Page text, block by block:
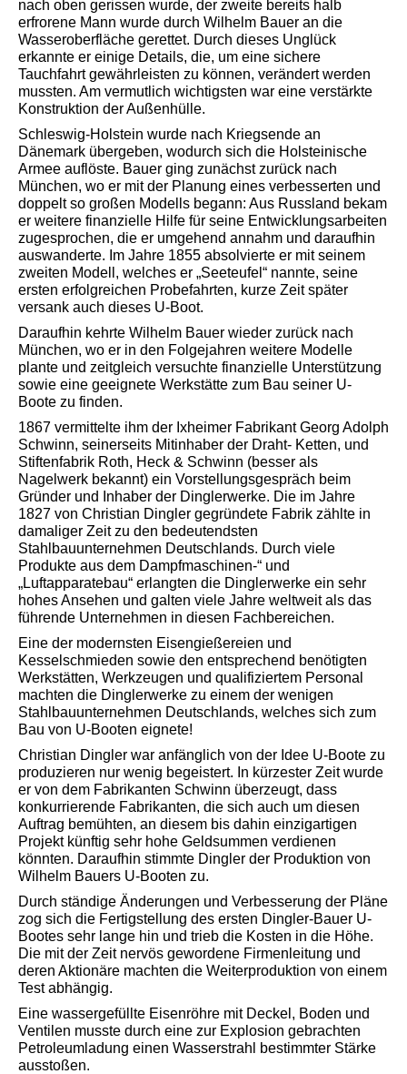
nach oben gerissen wurde, der zweite bereits halb
erfrorene Mann wurde durch Wilhelm Bauer an die
Wasseroberfläche gerettet. Durch dieses Unglück
erkannte er einige Details, die, um eine sichere
Tauchfahrt gewährleisten zu können, verändert werden
mussten. Am vermutlich wichtigsten war eine verstärkte
Konstruktion der Außenhülle.
Schleswig-Holstein wurde nach Kriegsende an
Dänemark übergeben, wodurch sich die Holsteinische
Armee auflöste. Bauer ging zunächst zurück nach
München, wo er mit der Planung eines verbesserten und
doppelt so großen Modells begann: Aus Russland bekam
er weitere finanzielle Hilfe für seine Entwicklungsarbeiten
zugesprochen, die er umgehend annahm und daraufhin
auswanderte. Im Jahre 1855 absolvierte er mit seinem
zweiten Modell, welches er „Seeteufel“ nannte, seine
ersten erfolgreichen Probefahrten, kurze Zeit später
versank auch dieses U-Boot.
Daraufhin kehrte Wilhelm Bauer wieder zurück nach
München, wo er in den Folgejahren weitere Modelle
plante und zeitgleich versuchte finanzielle Unterstützung
sowie eine geeignete Werkstätte zum Bau seiner U-
Boote zu finden.
1867 vermittelte ihm der Ixheimer Fabrikant Georg Adolph
Schwinn, seinerseits Mitinhaber der Draht- Ketten, und
Stiftenfabrik Roth, Heck & Schwinn (besser als
Nagelwerk bekannt) ein Vorstellungsgespräch beim
Gründer und Inhaber der Dinglerwerke. Die im Jahre
1827 von Christian Dingler gegründete Fabrik zählte in
damaliger Zeit zu den bedeutendsten
Stahlbauunternehmen Deutschlands. Durch viele
Produkte aus dem Dampfmaschinen-“ und
„Luftapparatebau“ erlangten die Dinglerwerke ein sehr
hohes Ansehen und galten viele Jahre weltweit als das
führende Unternehmen in diesen Fachbereichen.
Eine der modernsten Eisengießereien und
Kesselschmieden sowie den entsprechend benötigten
Werkstätten, Werkzeugen und qualifiziertem Personal
machten die Dinglerwerke zu einem der wenigen
Stahlbauunternehmen Deutschlands, welches sich zum
Bau von U-Booten eignete!
Christian Dingler war anfänglich von der Idee U-Boote zu
produzieren nur wenig begeistert. In kürzester Zeit wurde
er von dem Fabrikanten Schwinn überzeugt, dass
konkurrierende Fabrikanten, die sich auch um diesen
Auftrag bemühten, an diesem bis dahin einzigartigen
Projekt künftig sehr hohe Geldsummen verdienen
könnten. Daraufhin stimmte Dingler der Produktion von
Wilhelm Bauers U-Booten zu.
Durch ständige Änderungen und Verbesserung der Pläne
zog sich die Fertigstellung des ersten Dingler-Bauer U-
Bootes sehr lange hin und trieb die Kosten in die Höhe.
Die mit der Zeit nervös gewordene Firmenleitung und
deren Aktionäre machten die Weiterproduktion von einem
Test abhängig.
Eine wassergefüllte Eisenröhre mit Deckel, Boden und
Ventilen musste durch eine zur Explosion gebrachten
Petroleumladung einen Wasserstrahl bestimmter Stärke
ausstoßen.